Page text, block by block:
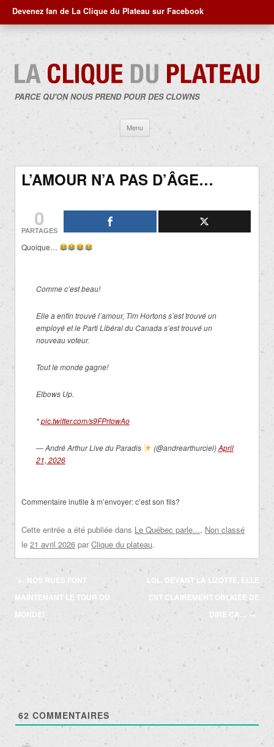
Devenez fan de La Clique du Plateau sur Facebook
PARCE QU'ON NOUS PREND POUR DES CLOWNS
Menu
contenu
L’AMOUR N’A PAS D’ÂGE…
0
PARTAGES
Quoique…
Comme c’est beau!
Elle a enfin trouvé l’amour, Tim Hortons s’est trouvé un
employé et le Parti Libéral du Canada s’est trouvé un
nouveau voteur.
Tout le monde gagne!
Elbows Up.
*pic.twitter.com/s9FPrtowAo
— André Arthur Live du Paradis (@andrearthurciel)April
21, 2026
Commentaire inutile à m’envoyer: c’est son fils?
Cette entrée a été publiée dans Le Québec parle..., Non classé
le 21 avril 2026 par Clique du plateau.
Navigation
des
articles
← NOS RUES FONT
MAINTENANT LE TOUR DU
MONDE!
LOL, DEVANT LA LIZOTTE, ELLE
EST CLAIREMENT OBLIGÉE DE
DIRE ÇA… →
62 COMMENTAIRES